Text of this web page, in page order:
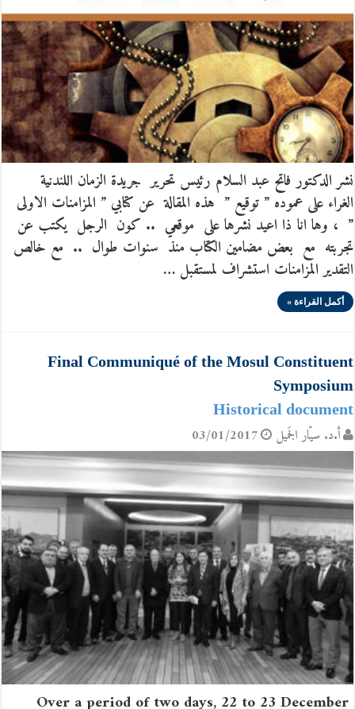
نشر الدكتور فاتح عبد السلام رئيس تحرير جريدة الزمان اللندنية
الغراء على عموده ” توقيع ” هذه المقالة عن كتابي ” المزامنات الاولى
” ، وها انا ذا اعيد نشرها على موقعي .. كون الرجل يكتب عن
تجربته مع بعض مضامين الكتاب منذ سنوات طوال .. مع خالص
التقدير المزامنات استشراف لمستقبل …
أكمل القراءة »
Final Communiqué of the Mosul Constituent
Symposium
Historical document
أ.د. سيّار الجَميل 03/01/2017
Over a period of two days, 22 to 23 December